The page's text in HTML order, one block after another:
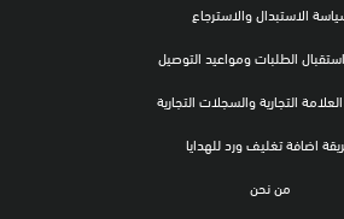
الاستبدال والاسترجاع
الطلبات ومواعيد التوصيل
التجارية والسجلات التجارية
اضافة تغليف ورد للهدايا
من نحن